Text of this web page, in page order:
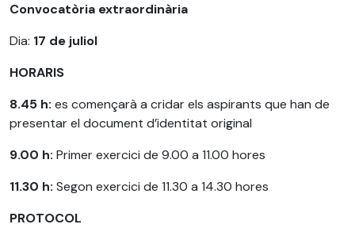
Convocatòria extraordinària
Dia: 17 de juliol
HORARIS
8.45 h: es començarà a cridar els aspirants que han de
presentar el document d’identitat original
9.00 h: Primer exercici de 9.00 a 11.00 hores
11.30 h: Segon exercici de 11.30 a 14.30 hores
PROTOCOL